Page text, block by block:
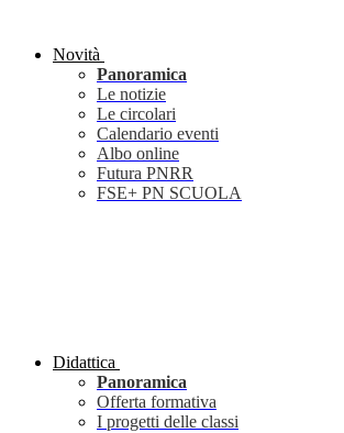
Novità
Panoramica
Le notizie
Le circolari
Calendario eventi
Albo online
Futura PNRR
FSE+ PN SCUOLA
Didattica
Panoramica
Offerta formativa
I progetti delle classi